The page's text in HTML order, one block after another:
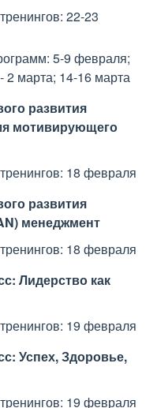
22-23
5-9 февраля;
марта; 14-16 марта
развития
мотивирующего
18 февраля
развития
менеджмент
18 февраля
Лидерство как
19 февраля
Успех, Здоровье,
19 февраля